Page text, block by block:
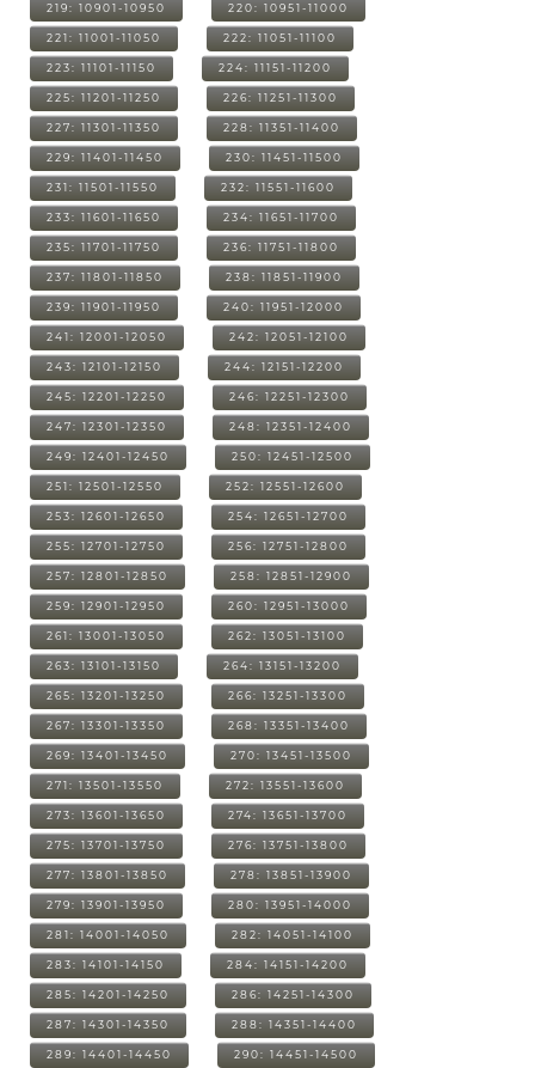
219: 10901-10950 220: 10951-11000
221: 11001-11050 222: 11051-11100
223: 11101-11150 224: 11151-11200
225: 11201-11250 226: 11251-11300
227: 11301-11350 228: 11351-11400
229: 11401-11450 230: 11451-11500
231: 11501-11550 232: 11551-11600
233: 11601-11650 234: 11651-11700
235: 11701-11750 236: 11751-11800
237: 11801-11850 238: 11851-11900
239: 11901-11950 240: 11951-12000
241: 12001-12050 242: 12051-12100
243: 12101-12150 244: 12151-12200
245: 12201-12250 246: 12251-12300
247: 12301-12350 248: 12351-12400
249: 12401-12450 250: 12451-12500
251: 12501-12550 252: 12551-12600
253: 12601-12650 254: 12651-12700
255: 12701-12750 256: 12751-12800
257: 12801-12850 258: 12851-12900
259: 12901-12950 260: 12951-13000
261: 13001-13050 262: 13051-13100
263: 13101-13150 264: 13151-13200
265: 13201-13250 266: 13251-13300
267: 13301-13350 268: 13351-13400
269: 13401-13450 270: 13451-13500
271: 13501-13550 272: 13551-13600
273: 13601-13650 274: 13651-13700
275: 13701-13750 276: 13751-13800
277: 13801-13850 278: 13851-13900
279: 13901-13950 280: 13951-14000
281: 14001-14050 282: 14051-14100
283: 14101-14150 284: 14151-14200
285: 14201-14250 286: 14251-14300
287: 14301-14350 288: 14351-14400
289: 14401-14450 290: 14451-14500